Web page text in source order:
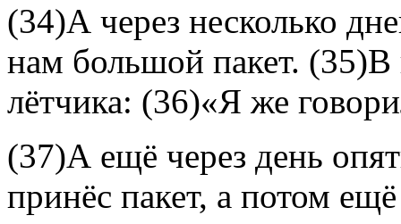
(34)А через несколько
нам большой пакет. (35)В
лётчика: (36)«Я же
(37)А ещё через день
принёс пакет, а потом